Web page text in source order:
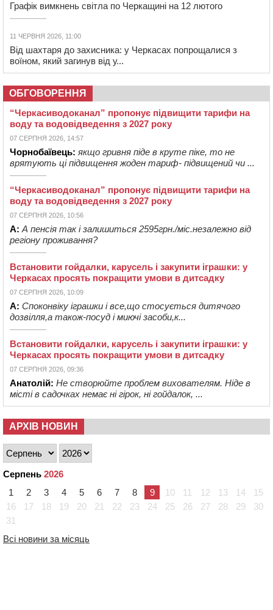
Графік вимкнень світла по Черкащині на 12 лютого
11 ЧЕРВНЯ 2026, 11:00
Від шахтаря до захисника: у Черкасах попрощалися з
воїном, який загинув від у...
ОБГОВОРЕННЯ
“Черкасиводоканал” пропонує підвищити тарифи на
воду та водовідведення з 2027 року
07 СЕРПНЯ 2026, 14:57
Чорнобаївець: якщо гривня піде в круте піке, то не
врятують ці підвищення жоден тариф- підвищений чи ...
“Черкасиводоканал” пропонує підвищити тарифи на
воду та водовідведення з 2027 року
07 СЕРПНЯ 2026, 10:56
А: А пенсія так і залишиться 2595грн./міс.незалежно від
регіону проживання?
Встановити гойдалки, карусель і закупити іграшки: у
Черкасах просять покращити умови в дитсадку
07 СЕРПНЯ 2026, 10:09
А: Споконвіку іграшки і все,що стосується дитячого
дозвілля,а також-посуд і миючі засоби,к...
Встановити гойдалки, карусель і закупити іграшки: у
Черкасах просять покращити умови в дитсадку
07 СЕРПНЯ 2026, 09:36
Анатолій: Не створюйте проблем вихователям. Ніде в
місті в садочках немає ні гірок, ні гойдалок, ...
АРХІВ НОВИН
Серпень 2026
1
2 3 4 5 6 7 8 9 10 11 12 13 14
15
16
17 18 19 20 21 22 23 24 25 26 27 28 29
30
31
Всі новини за місяць